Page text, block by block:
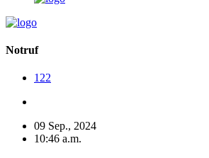
Notruf
122
09 Sep., 2024
10:46 a.m.